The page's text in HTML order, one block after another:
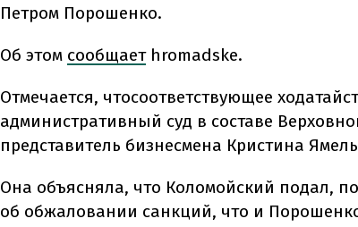
Петром Порошенко.
Об этом сообщает hromadske.
Отмечается, чтосоответствующее
административный суд в составе
представитель бизнесмена Кристина
Она объясняла, что Коломойский подал,
об обжаловании санкций, что и